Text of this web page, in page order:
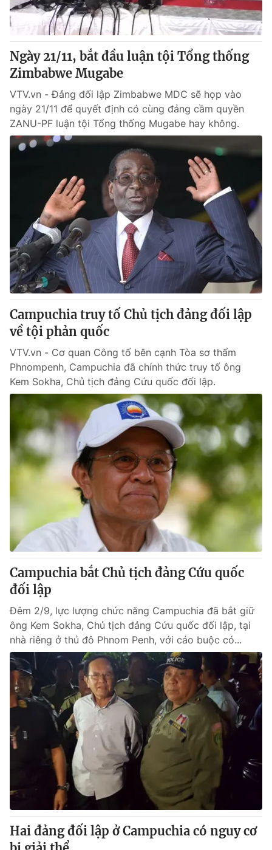
Ngày 21/11, bắt đầu luận tội Tổng thống
Zimbabwe Mugabe
VTV.vn - Đảng đối lập Zimbabwe MDC sẽ họp vào
ngày 21/11 để quyết định có cùng đảng cầm quyền
ZANU-PF luận tội Tổng thống Mugabe hay không.
Campuchia truy tố Chủ tịch đảng đối lập
về tội phản quốc
VTV.vn - Cơ quan Công tố bên cạnh Tòa sơ thẩm
Phnompenh, Campuchia đã chính thức truy tố ông
Kem Sokha, Chủ tịch đảng Cứu quốc đối lập.
Campuchia bắt Chủ tịch đảng Cứu quốc
đối lập
Đêm 2/9, lực lượng chức năng Campuchia đã bắt giữ
ông Kem Sokha, Chủ tịch đảng Cứu quốc đối lập, tại
nhà riêng ở thủ đô Phnom Penh, với cáo buộc có...
Hai đảng đối lập ở Campuchia có nguy cơ